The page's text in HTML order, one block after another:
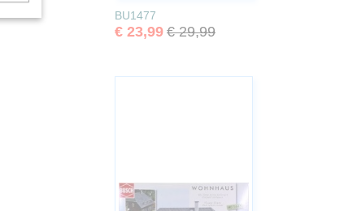
BU1477
€ 23,99 € 29,99